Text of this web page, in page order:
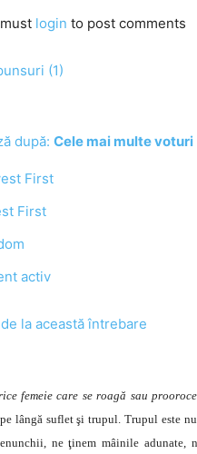
login to post comments
(1)
după: Cele mai multe voturi
First
First
activ
la această întrebare
femeie care se roagă sau
lângă suflet şi trupul. Trupul este
ne ţinem mâinile adunate,